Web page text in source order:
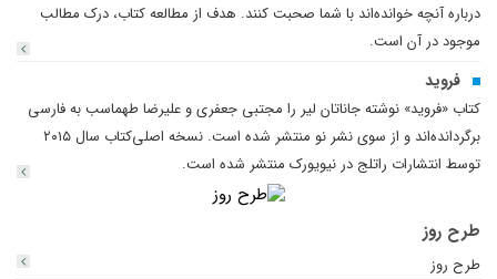
درباره آنچه خوانده‌اند با شما صحبت کنند. هدف از مطالعه کتاب، درک مطالب
موجود در آن است.
فروید
کتاب «فروید» نوشته جاناتان لیر را مجتبی جعفری و علیرضا طهماسب به فارسی
برگردانده‌اند و از سوی نشر نو منتشر شده است. نسخه اصلی‌کتاب سال ۲۰۱۵
توسط انتشارات راتلج در نیویورک منتشر شده است.
طرح روز
طرح روز